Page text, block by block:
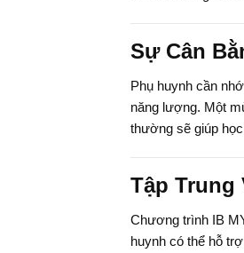
Sự Cân
Phụ huynh cần
năng lượng. Một
thường sẽ giúp
Tập Trung
Chương trình IB
huynh có thể hỗ